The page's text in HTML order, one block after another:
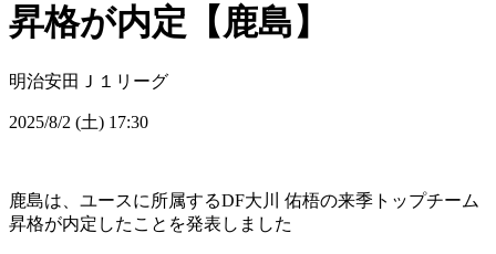
昇格が内定【鹿島】
明治安田Ｊ１リーグ
2025/8/2 (土) 17:30
鹿島は、ユースに所属するDF大川 佑梧の来季トップチーム
昇格が内定したことを発表しました